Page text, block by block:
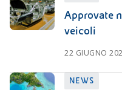
Approvate
veicoli
22 GIUGNO
NEWS